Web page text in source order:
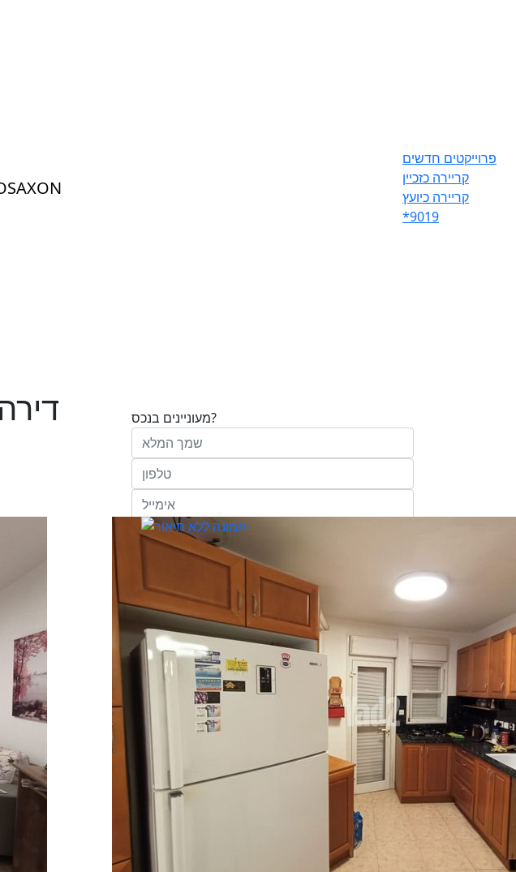
פרוייקטים חדשים
קריירה כזכיין
קריירה כיועץ
*9019
מעוניינים בנכס?
הריני נותן בזאת את הסכמתי המפורשת לקבל
בע"מ ו/או מי מטעמה ("אנגלו סכסון") בדוא"ל,
במסרונים ובשיחת טלפון שיווקית, הצעות ודברי שיווק
ופרסומת כהגדרתם בחוק וכן, שפרטיי האישיים
יישמרו במאגריה וישמשו אותה לשליחת מידע ולקידום
פעילותיה, לרבות אך לא רק, לעריכת ניתוח מידע
ומחקר סטטיסטי.למדיניות הפרטיות של החברה.
שלח